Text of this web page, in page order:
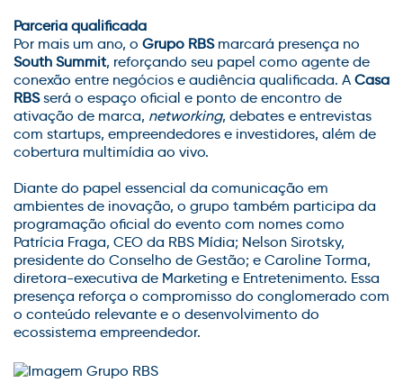
Parceria qualificada
Por mais um ano, o Grupo RBS marcará presença no
South Summit, reforçando seu papel como agente de
conexão entre negócios e audiência qualificada. A Casa
RBSserá o espaço oficial e ponto de encontro de
ativação de marca, networking, debates e entrevistas
com startups, empreendedores e investidores, além de
cobertura multimídia ao vivo.
Diante do papel essencial da comunicação em
ambientes de inovação, o grupo também participa da
programação oficial do evento com nomes como
Patrícia Fraga, CEO da RBS Mídia; Nelson Sirotsky,
presidente do Conselho de Gestão; e Caroline Torma,
diretora-executiva de Marketing e Entretenimento. Essa
presença reforça o compromisso do conglomerado com
o conteúdo relevante e o desenvolvimento do
ecossistema empreendedor.